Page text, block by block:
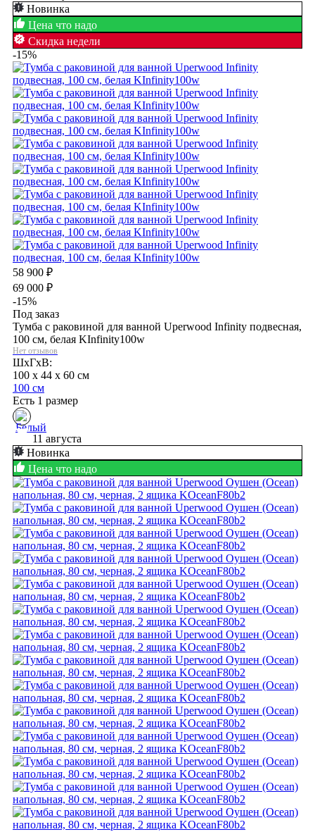
Новинка
Цена что надо
Скидка недели
-15%
58 900 ₽
69 000 ₽
-15%
Под заказ
Тумба с раковиной для ванной Uperwood Infinity подвесная,
100 см, белая KInfinity100w
Нет отзывов
ШхГхВ:
100 x 44 x 60 см
100 см
Есть 1 размер
11 августа
Новинка
Цена что надо